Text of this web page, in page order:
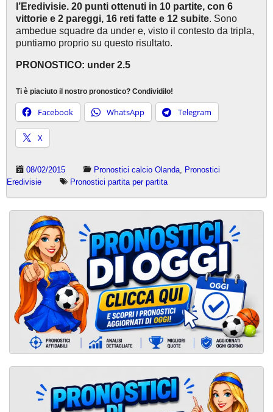
l’Eredivisie. 20 punti ottenuti in 10 partite, con 6
vittorie e 2 pareggi, 16 reti fatte e 12 subite. Sono
ambedue squadre da under e, visto il contesto da tripla,
puntiamo proprio su questo risultato.
PRONOSTICO: under 2.5
Ti è piaciuto il nostro pronostico? Condividilo!
Facebook WhatsApp Telegram
X
08/02/2015 Pronostici calcio Olanda, Pronostici
Eredivisie
Pronostici partita per partita